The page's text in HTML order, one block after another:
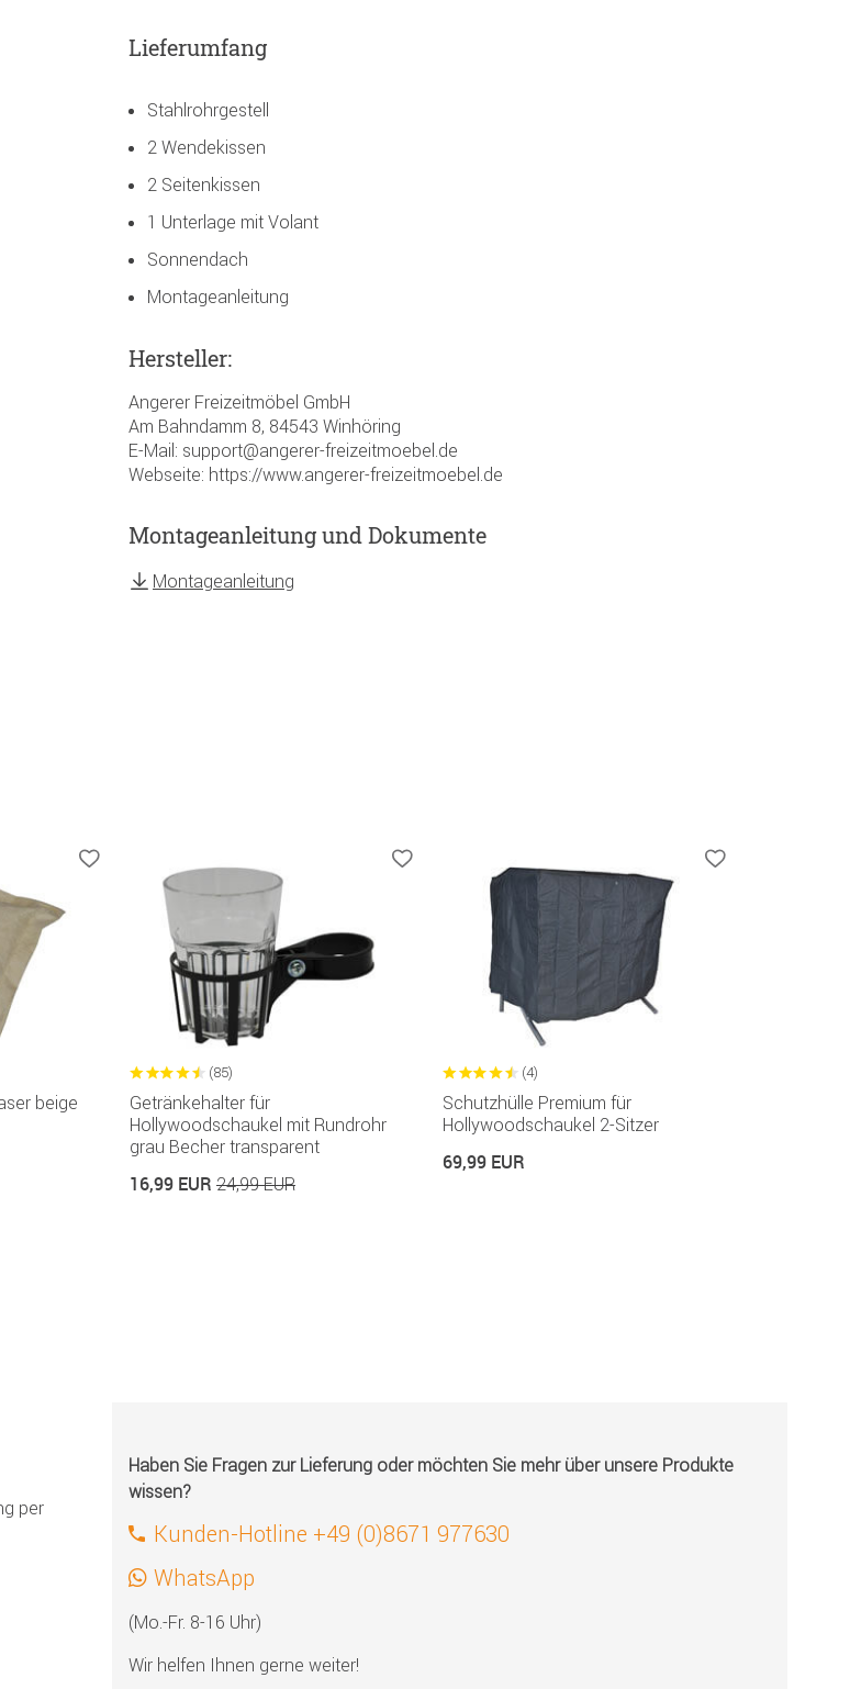
Lieferumfang
Stahlrohrgestell
2 Wendekissen
2 Seitenkissen
1 Unterlage mit Volant
Sonnendach
Montageanleitung
Hersteller:
Angerer Freizeitmöbel GmbH
Am Bahndamm 8, 84543 Winhöring
E-Mail: support@angerer-freizeitmoebel.de
Webseite: https://www.angerer-freizeitmoebel.de
Montageanleitung und Dokumente
Montageanleitung
beige
(85)
Getränkehalter für
Hollywoodschaukel mit Rundrohr
grau Becher transparent
16,99 EUR 24,99 EUR
(4)
Schutzhülle Premium für
Hollywoodschaukel 2-Sitzer
69,99 EUR
per
Haben Sie Fragen zur Lieferung oder möchten Sie mehr über unsere Produkte
wissen?
Kunden-Hotline +49 (0)8671 977630
WhatsApp
(Mo.-Fr. 8-16 Uhr)
Wir helfen Ihnen gerne weiter!